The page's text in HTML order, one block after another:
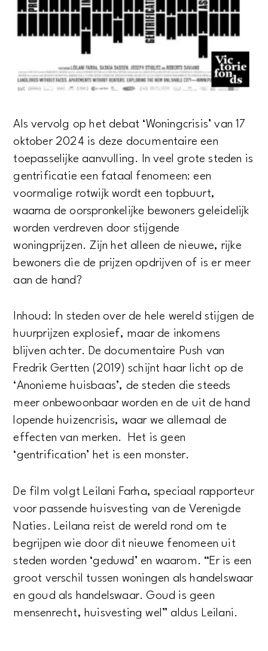
Als vervolg op het debat ‘Woningcrisis’ van 17
oktober 2024 is deze documentaire een
toepasselijke aanvulling. In veel grote steden is
gentrificatie een fataal fenomeen: een
voormalige rotwijk wordt een topbuurt,
waarna de oorspronkelijke bewoners geleidelijk
worden verdreven door stijgende
woningprijzen. Zijn het alleen de nieuwe, rijke
bewoners die de prijzen opdrijven of is er meer
aan de hand?
Inhoud: In steden over de hele wereld stijgen de
huurprijzen explosief, maar de inkomens
blijven achter. De documentaire Push van
Fredrik Gertten (2019) schijnt haar licht op de
‘Anonieme huisbaas’, de steden die steeds
meer onbewoonbaar worden en de uit de hand
lopende huizencrisis, waar we allemaal de
effecten van merken. Het is geen
‘gentrification’ het is een monster.
De film volgt Leilani Farha, speciaal rapporteur
voor passende huisvesting van de Verenigde
Naties. Leilana reist de wereld rond om te
begrijpen wie door dit nieuwe fenomeen uit
steden worden ‘geduwd’ en waarom. “Er is een
groot verschil tussen woningen als handelswaar
en goud als handelswaar. Goud is geen
mensenrecht, huisvesting wel” aldus Leilani.